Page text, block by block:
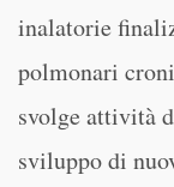
inalatorie
polmonari
svolge attività
sviluppo di